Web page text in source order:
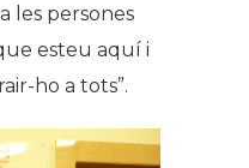
les persones
esteu aquí i
ho a tots”.